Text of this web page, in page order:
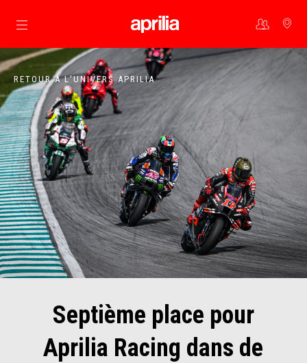
Aller au contenu principal
RETOUR À L'UNIVERS APRILIA
Septième place pour
Aprilia Racing dans de